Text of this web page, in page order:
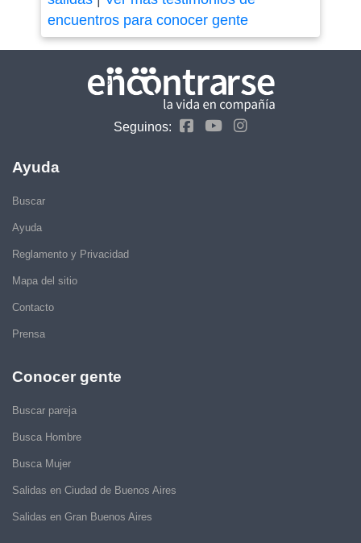
encuentros para conocer gente
Seguinos:
Ayuda
Buscar
Ayuda
Reglamento y Privacidad
Mapa del sitio
Contacto
Prensa
Conocer gente
Buscar pareja
Busca Hombre
Busca Mujer
Salidas en Ciudad de Buenos Aires
Salidas en Gran Buenos Aires